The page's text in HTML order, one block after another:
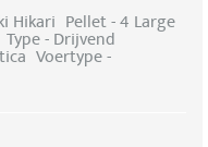
Hikari Pellet - 4 Large
Type - Drijvend
Voertype -